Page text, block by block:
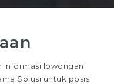
informasi lowongan
Solusi untuk posisi